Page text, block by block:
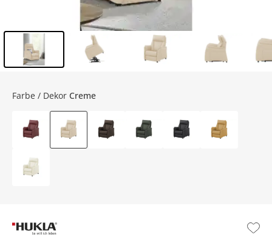
Farbe / Dekor Creme